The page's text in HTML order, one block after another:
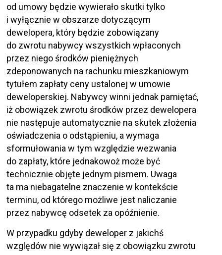
od umowy będzie wywierało skutki tylko
i wyłącznie w obszarze dotyczącym
dewelopera, który będzie zobowiązany
do zwrotu nabywcy wszystkich wpłaconych
przez niego środków pieniężnych
zdeponowanych na rachunku mieszkaniowym
tytułem zapłaty ceny ustalonej w umowie
deweloperskiej. Nabywcy winni jednak pamiętać,
iż obowiązek zwrotu środków przez dewelopera
nie następuje automatycznie na skutek złożenia
oświadczenia o odstąpieniu, a wymaga
sformułowania w tym względzie wezwania
do zapłaty, które jednakowoż może być
technicznie objęte jednym pismem. Uwaga
ta ma niebagatelne znaczenie w kontekście
terminu, od którego możliwe jest naliczanie
przez nabywcę odsetek za opóźnienie.
W przypadku gdyby deweloper z jakichś
względów nie wywiązał się z obowiązku zwrotu